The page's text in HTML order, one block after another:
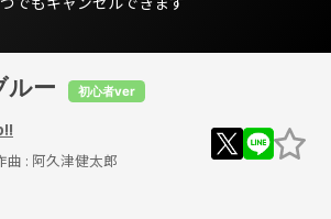
ルー 初心者ver
曲 : 阿久津健太郎